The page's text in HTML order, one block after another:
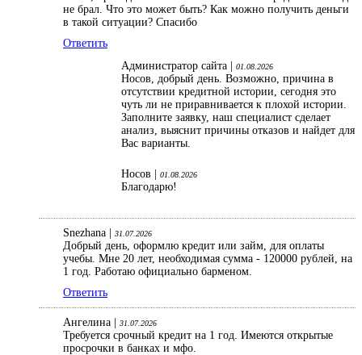
не брал. Что это может быть? Как можно получить деньги
в такой ситуации? Спасибо
Ответить
Администратор сайта |
01.08.2026
Носов, добрый день. Возможно, причина в
отсутствии кредитной истории, сегодня это
чуть ли не приравнивается к плохой истории.
Заполните заявку, наш специалист сделает
анализ, выяснит причины отказов и найдет для
Вас варианты.
Носов | 01.08.2026
Благодарю!
Snezhana | 31.07.2026
Добрый день, оформлю кредит или займ, для оплаты
учебы. Мне 20 лет, необходимая сумма - 120000 рублей, на
1 год. Работаю официально барменом.
Ответить
Ангелина | 31.07.2026
Требуется срочный кредит на 1 год. Имеются открытые
просрочки в банках и мфо.